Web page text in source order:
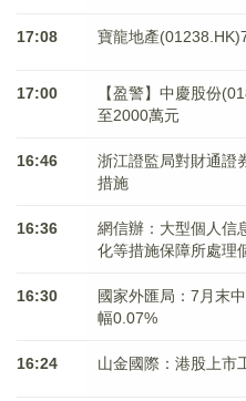
17:08 寶龍地產
17:00
【盈警】中慶股份
至2000萬元
16:46
浙江證監局對財通證
措施
16:36
網信辦：大型個人信
化等措施保障所處理
16:30
國家外匯局：7月末
幅0.07%
16:24 山金國際：港股上市